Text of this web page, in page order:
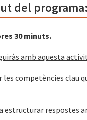
del programa:
30 minuts.
amb aquesta
les competències clau
a estructurar respostes